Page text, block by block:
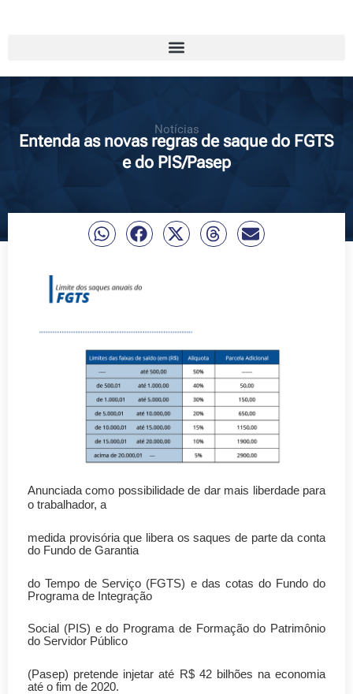
Notícias
Entenda as novas regras de saque do FGTS
e do PIS/Pasep
Anunciada como possibilidade de dar mais liberdade para
o trabalhador, a
medida provisória que libera os saques de parte da conta
do Fundo de Garantia
do Tempo de Serviço (FGTS) e das cotas do Fundo do
Programa de Integração
Social (PIS) e do Programa de Formação do Patrimônio
do Servidor Público
(Pasep) pretende injetar até R$ 42 bilhões na economia
até o fim de 2020.